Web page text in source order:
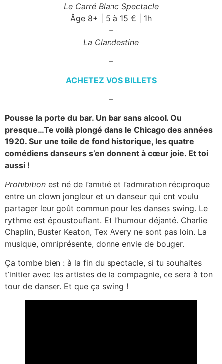
Le Carré Blanc Spectacle
Âge 8+ | 5 à 15 € | 1h
–
La Clandestine
–
ACHETEZ VOS BILLETS
–
Pousse la porte du bar. Un bar sans alcool. Ou
presque…Te voilà plongé dans le Chicago des années
1920. Sur une toile de fond historique, les quatre
comédiens danseurs s’en donnent à cœur joie. Et toi
aussi !
Prohibition est né de l’amitié et l’admiration réciproque
entre un clown jongleur et un danseur qui ont voulu
partager leur goût commun pour les danses swing. Le
rythme est époustouflant. Et l’humour déjanté. Charlie
Chaplin, Buster Keaton, Tex Avery ne sont pas loin. La
musique, omniprésente, donne envie de bouger.
Ça tombe bien : à la fin du spectacle, si tu souhaites
t’initier avec les artistes de la compagnie, ce sera à ton
tour de danser. Et que ça swing !